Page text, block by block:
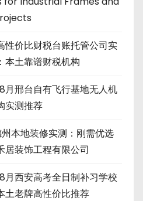
性价比财税台账托管公司实
本土靠谱财税机构
月邢台自有飞行基地无人机
实测推荐
本地装修实测：刚需优选
居装饰工程有限公司
月西安高考全日制补习学校
土老牌高性价比推荐